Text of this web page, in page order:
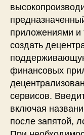
приложениями и
создать
финансовых
сервисов.
включая
после запятой,